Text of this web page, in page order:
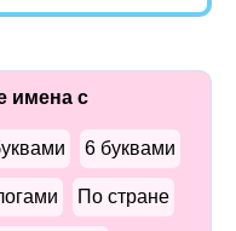
имена с
6 буквами
По стране